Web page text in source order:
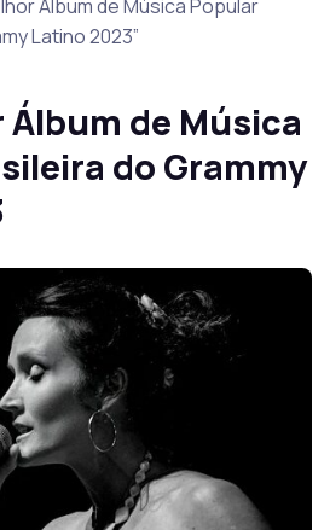
Álbum de Música Popular
Latino 2023”
Álbum de Música
do Grammy